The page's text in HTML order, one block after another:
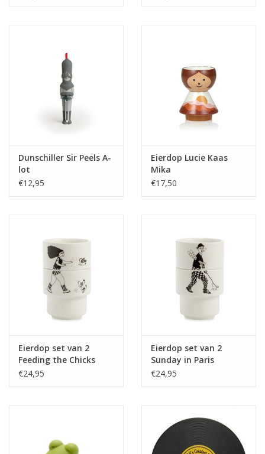
Dunschiller Sir Peels A-
lot
€12,95
Eierdop Lucie Kaas
Mika
€17,50
Eierdop set van 2
Feeding the Chicks
€24,95
Eierdop set van 2
Sunday in Paris
€24,95